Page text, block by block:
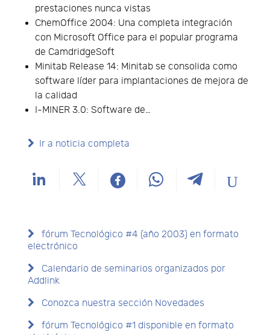
prestaciones nunca vistas
ChemOffice 2004: Una completa integración
con Microsoft Office para el popular programa
de CamdridgeSoft
Minitab Release 14: Minitab se consolida como
software líder para implantaciones de mejora de
la calidad
I-MINER 3.0: Software de…
Ir a noticia completa
fórum Tecnológico #4 (año 2003) en formato
electrónico
Calendario de seminarios organizados por
Addlink
Conozca nuestra sección Novedades
fórum Tecnológico #1 disponible en formato